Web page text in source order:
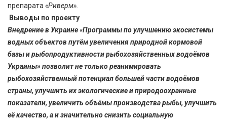
препарата «Риверм».
Выводы по проекту
Внедрение в Украине«Программы по улучшению экосистемы
водных объектов путём увеличения природной кормовой
базы и рыбопродуктивности рыбохозяйственных водоёмов
Украины» позволит не только реанимировать
рыбохозяйственный потенциал большей части водоёмов
страны, улучшить их экологические и природоохранные
показатели, увеличить объёмы производства рыбы, улучшить
её качество, а и значительно снизить социальную